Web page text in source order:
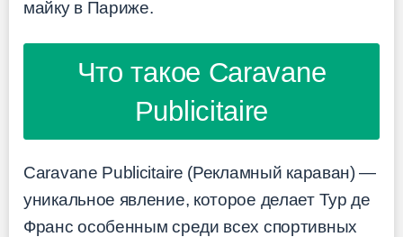
майку в Париже.
Что такое Caravane
Publicitaire
Caravane Publicitaire (Рекламный караван) —
уникальное явление, которое делает Тур де
Франс особенным среди всех спортивных